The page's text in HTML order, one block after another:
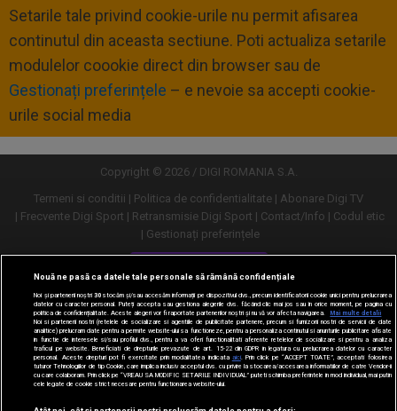
Setarile tale privind cookie-urile nu permit afisarea
continutul din aceasta sectiune. Poti actualiza setarile
modulelor coookie direct din browser sau de
Gestionați preferințele – e nevoie sa accepti cookie-
urile social media
Copyright © 2026 / DIGI ROMANIA S.A.
Termeni si conditii
Politica de confidentialitate
Abonare Digi TV
Frecvente Digi Sport
Retransmisie Digi Sport Contact/Info
Codul etic
Gestionați preferințele
Versiune desktop
Nouă ne pasă ca datele tale personale să rămână confidențiale
Noi și partenerii noștri30stocăm și/sau accesăm informații pe dispozitivul dvs., precum identificatorii cookie unici pentru prelucrarea
datelor cu caracter personal. Puteți accepta sau gestiona alegerile dvs. făcând clic mai jos sau în orice moment, pe pagina cu
politica de confidențialitate. Aceste alegeri vor fi raportate partenerilor noștri și nu vă vor afecta navigarea.
Mai multe detalii
Noi si partenerii nostri (retelele de socializare si agentiile de publicitate partenere, precum si furnizorii nostri de servicii de date
analitice) prelucram date pentru a permite website-ului sa functioneze, pentru a personaliza continutul si anunturile publicitare afisate
in functie de interesele si/sau profilul dvs., pentru a va oferi functionalitati aferente retelelor de socializare si pentru a analiza
traficul pe website. Beneficiati de drepturile prevazute de art. 15-22 din GDPR in legatura cu prelucrarea datelor cu caracter
personal. Aceste drepturi pot fi exercitate prin modalitatea indicata aici. Prin click pe “ACCEPT TOATE”, acceptati folosirea
tuturor Tehnologiilor de tip Cookie, care implica inclusiv acceptul dvs. cu privire la stocarea/accesarea informatiilor de catre Vendor-ii
cu care colaboram. Prin click pe “VREAU SA MODIFIC SETARILE INDIVIDUAL” puteti schimba preferintele in mod individual, mai putin
cele legate de cookie strict necesare pentru functionarea website-ului.